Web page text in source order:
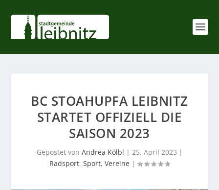
BC STOAHUPFA LEIBNITZ
STARTET OFFIZIELL DIE
SAISON 2023
Gepostet von Andrea Kölbl | 25. April 2023 |
Radsport, Sport, Vereine |